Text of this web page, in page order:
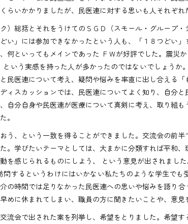
らいかかりましたが、民医連に対する思いも人それぞ
）総括とそれをうけてのＳＧＤ（スモール・グループ
い」には参加できなかったという人も、「１８つど
何といってもメインであった ＦＷが好評でした。震
いう実感を持った人が多かったのではないでしょう
民医連について考え、疑問や悩みを率直に出し合える
ィスカッションでは、民医連についてよく知り、自分
自分自身や民医連が医療について真剣に考え、取り組
。
う、という一致を得ることができました。交流会の前
。学びたいテーマとしては、大まかに分類すれば平和
を感じられるものにしよう、 という意見が出されま
するというわけにはいかない私たちのような学生で
の時間では足りなかった民医連への思いや悩みを語
めに休まれてしまい、職員の方に聞きたいことや、意見
流会で出された案を列挙し、希望をとりました。希望